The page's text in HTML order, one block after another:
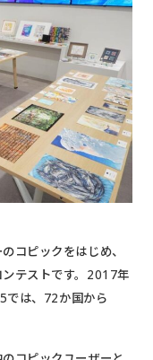
コピックをはじめ、
テストです。2017年
では、72か国から